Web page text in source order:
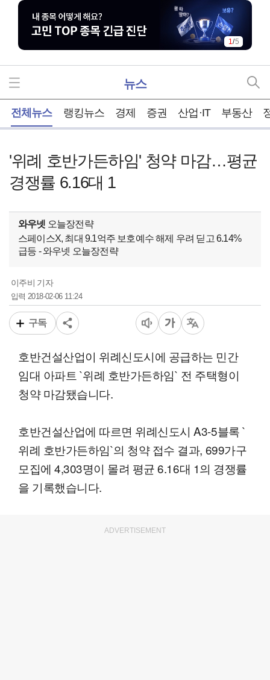
1/5
뉴스
전체뉴스 랭킹뉴스 경제 증권 산업·IT 부동산
'위례 호반가든하임' 청약 마감…평균
경쟁률 6.16대 1
와우넷 오늘장전략
스페이스X, 최대 9.1억주 보호예수 해제 우려 딛고 6.14%
급등 - 와우넷 오늘장전략
이주비 기자
입력2018-02-06 11:24
구독
호반건설산업이 위례신도시에 공급하는 민간
임대 아파트 `위례 호반가든하임` 전 주택형이
청약 마감됐습니다.
호반건설산업에 따르면 위례신도시 A3-5블록 `
위례 호반가든하임`의 청약 접수 결과, 699가구
모집에 4,303명이 몰려 평균 6.16대 1의 경쟁률
을 기록했습니다.
ADVERTISEMENT